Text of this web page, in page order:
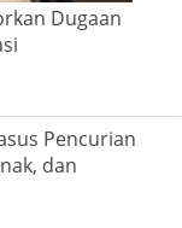
Dugaan
Pencurian
dan